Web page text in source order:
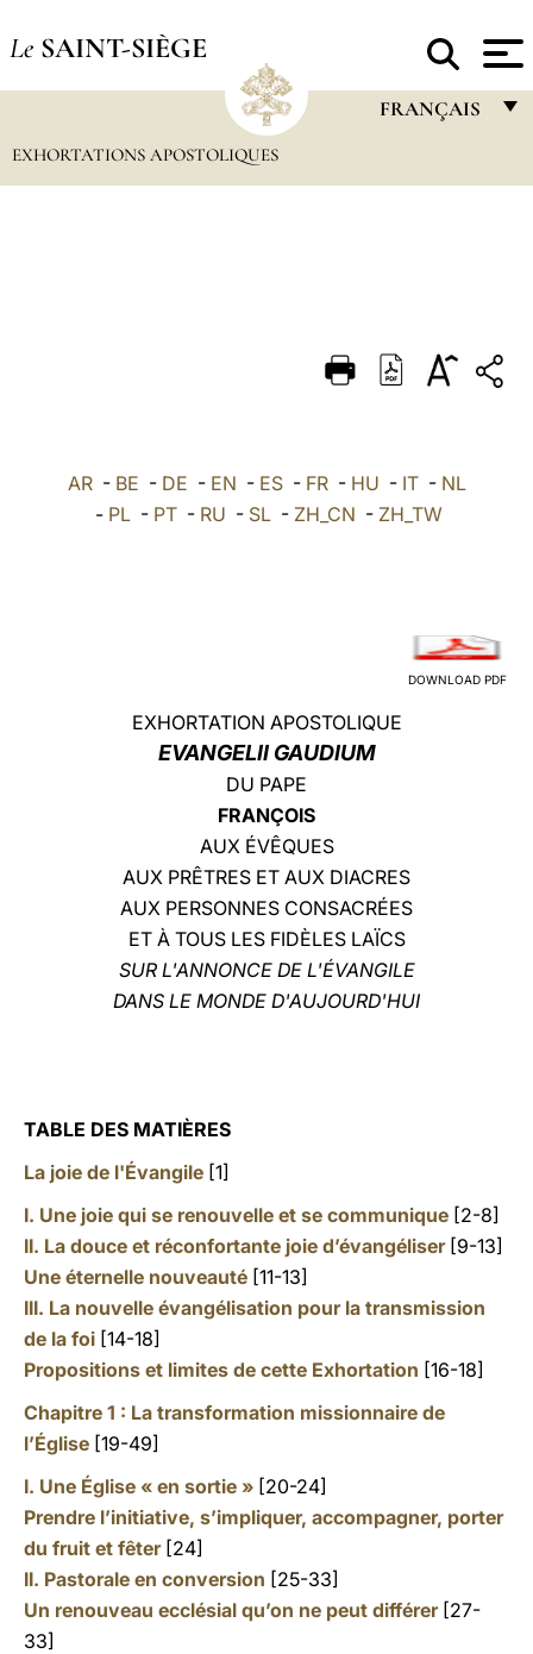
Le SAINT-SIÈGE
FRANÇAIS
DEUTSCH
العربيّة
中文
EXHORTATIONS APOSTOLIQUES
AR- BE - DE - EN - ES- FR- HU - IT- NL
- PL - PT - RU - SL - ZH_CN - ZH_TW
DOWNLOAD PDF
EXHORTATION APOSTOLIQUE
EVANGELII GAUDIUM
DU PAPE
FRANÇOIS
AUX ÉVÊQUES
AUX PRÊTRES ET AUX DIACRES
AUX PERSONNES CONSACRÉES
ET À TOUS LES FIDÈLES LAÏCS
SUR L'ANNONCE DE L'ÉVANGILE
DANS LE MONDE D'AUJOURD'HUI
TABLE DES MATIÈRES
La joie de l'Évangile [1]
I. Une joie qui se renouvelle et se communique [2-8]
II. La douce et réconfortante joie d’évangéliser [9-13]
Une éternelle nouveauté [11-13]
III. La nouvelle évangélisation pour la transmission
de la foi [14-18]
Propositions et limites de cette Exhortation [16-18]
Chapitre 1 : La transformation missionnaire de
l’Église [19-49]
I. Une Église « en sortie » [20-24]
Prendre l’initiative, s’impliquer, accompagner, porter
du fruit et fêter [24]
II. Pastorale en conversion [25-33]
Un renouveau ecclésial qu’on ne peut différer[27-
33]